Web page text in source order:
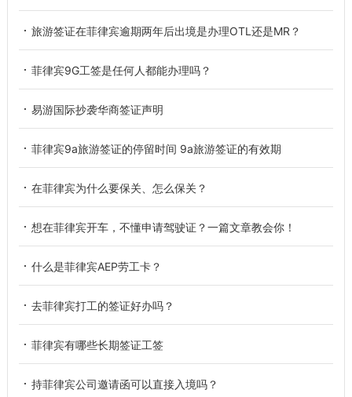
旅游签证在菲律宾逾期两年后出境是办理OTL还是MR？
菲律宾9G工签是任何人都能办理吗？
易游国际抄袭华商签证声明
菲律宾9a旅游签证的停留时间 9a旅游签证的有效期
在菲律宾为什么要保关、怎么保关？
想在菲律宾开车，不懂申请驾驶证？一篇文章教会你！
什么是菲律宾AEP劳工卡？
去菲律宾打工的签证好办吗？
菲律宾有哪些长期签证工签
持菲律宾公司邀请函可以直接入境吗？